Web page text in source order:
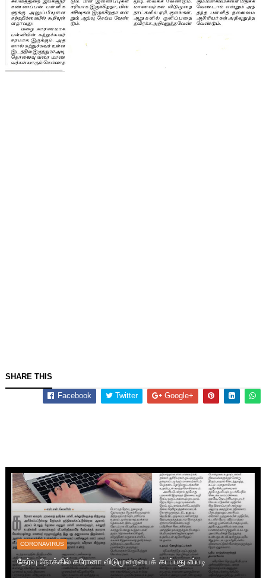
SHARE THIS
Facebook Twitter Google+
CORONAVIRUS
தேர்வு நோக்கில் கரோனா விடுமுறையைக் கடப்பது எப்படி